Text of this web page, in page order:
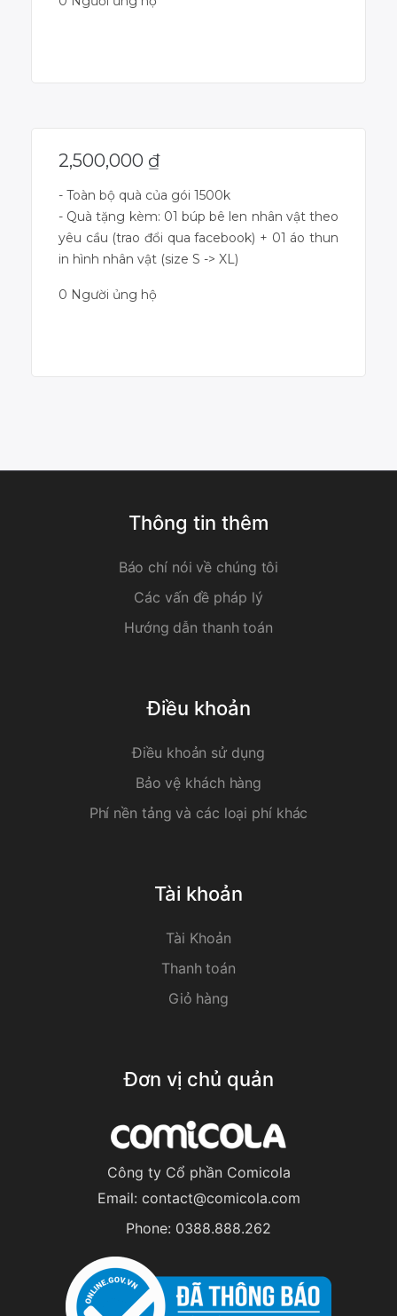
2,500,000 ₫
- Toàn bộ quà của gói 1500k
- Quà tặng kèm: 01 búp bê len nhân vật theo
yêu cầu (trao đổi qua facebook) + 01 áo thun
in hình nhân vật (size S -> XL)
0 Người ủng hộ
Thông tin thêm
Báo chí nói về chúng tôi
Các vấn đề pháp lý
Hướng dẫn thanh toán
Điều khoản
Điều khoản sử dụng
Bảo vệ khách hàng
Phí nền tảng và các loại phí khác
Tài khoản
Tài Khoản
Thanh toán
Giỏ hàng
Đơn vị chủ quản
Công ty Cổ phần Comicola
Email: contact@comicola.com
Phone: 0388.888.262